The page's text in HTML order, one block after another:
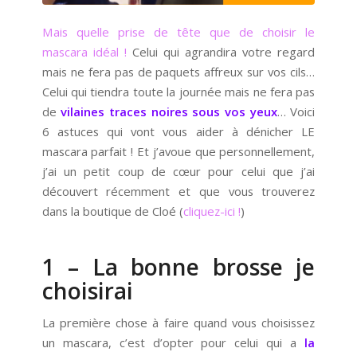
Mais quelle prise de tête que de choisir le
mascara idéal ! Celui qui agrandira votre regard
mais ne fera pas de paquets affreux sur vos cils…
Celui qui tiendra toute la journée mais ne fera pas
devilaines traces noires sous vos yeux… Voici
6 astuces qui vont vous aider à dénicher LE
mascara parfait ! Et j’avoue que personnellement,
j’ai un petit coup de cœur pour celui que j’ai
découvert récemment et que vous trouverez
dans la boutique de Cloé (cliquez-ici !)
1 – La bonne brosse je
choisirai
La première chose à faire quand vous choisissez
un mascara, c’est d’opter pour celui qui a la